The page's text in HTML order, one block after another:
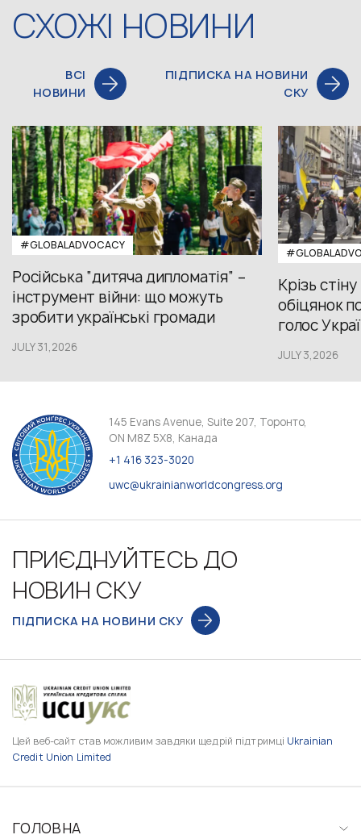
СХОЖІ НОВИНИ
ВСІ
НОВИНИ
ПІДПИСКА НА НОВИНИ
СКУ
#GLOBALADVOCACY
Російська “дитяча дипломатія” –
інструмент війни: що можуть
зробити українські громади
JULY 31,2026
Крізь
обіцянок
голос
JULY 3,2026
145 Evans Avenue, Suite 207, Торонто,
ON M8Z 5X8, Канада
+1 416 323-3020
uwc@ukrainianworldcongress.org
ПРИЄДНУЙТЕСЬ ДО
НОВИН СКУ
ПІДПИСКА НА НОВИНИ СКУ
Цей веб-сайт став можливим завдяки щедрій підтримці Ukrainian
Credit Union Limited
ГОЛОВНА